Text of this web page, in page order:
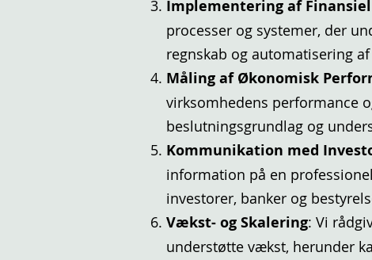
Implementering af
processer og systemer, der
regnskab og automatisering
Måling af Økonomisk
virksomhedens performance
beslutningsgrundlag og
Kommunikation med
information på en
investorer, banker og
Vækst- og Skalering: Vi
understøtte vækst, herunder